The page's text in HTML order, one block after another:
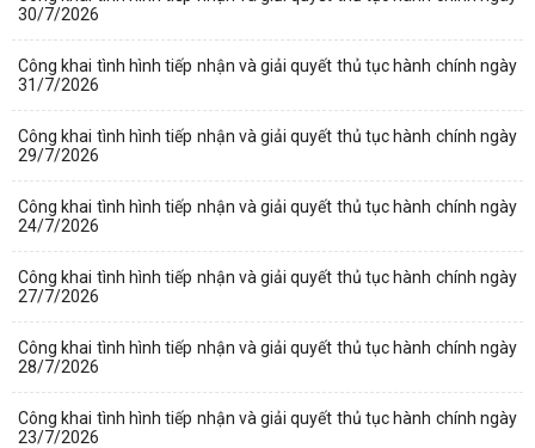
30/7/2026
Công khai tình hình tiếp nhận và giải quyết thủ tục hành chính ngày
31/7/2026
Công khai tình hình tiếp nhận và giải quyết thủ tục hành chính ngày
29/7/2026
Công khai tình hình tiếp nhận và giải quyết thủ tục hành chính ngày
24/7/2026
Công khai tình hình tiếp nhận và giải quyết thủ tục hành chính ngày
27/7/2026
Công khai tình hình tiếp nhận và giải quyết thủ tục hành chính ngày
28/7/2026
Công khai tình hình tiếp nhận và giải quyết thủ tục hành chính ngày
23/7/2026